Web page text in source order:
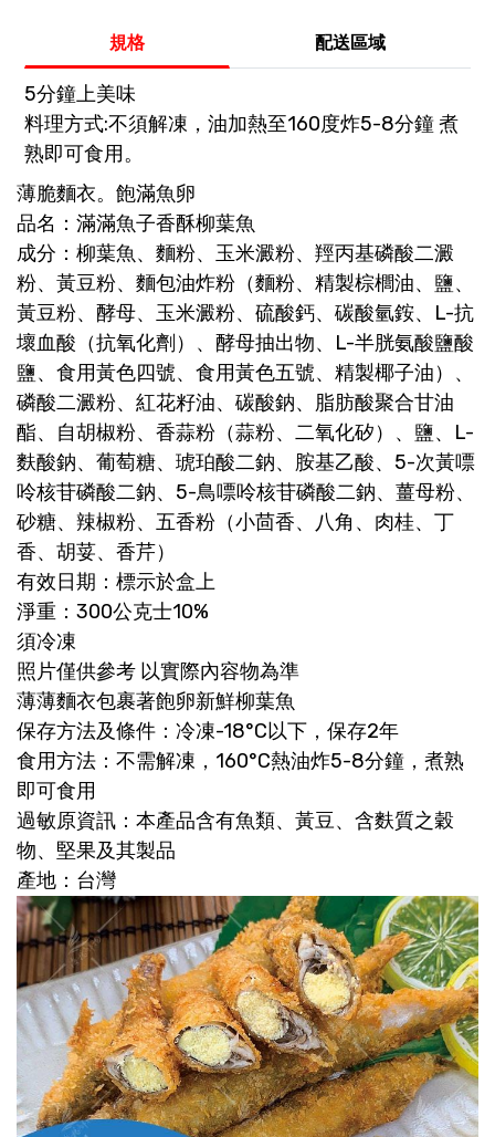
規格 配送區域
5分鐘上美味
料理方式:不須解凍，油加熱至160度炸5-8分鐘 煮
熟即可食用。
薄脆麵衣。飽滿魚卵
品名：滿滿魚子香酥柳葉魚
成分：柳葉魚、麵粉、玉米澱粉、羥丙基磷酸二澱
粉、黃豆粉、麵包油炸粉（麵粉、精製棕櫚油、鹽、
黃豆粉、酵母、玉米澱粉、硫酸鈣、碳酸氫銨、L-抗
壞血酸（抗氧化劑）、酵母抽出物、L-半胱氨酸鹽酸
鹽、食用黃色四號、食用黃色五號、精製椰子油）、
磷酸二澱粉、紅花籽油、碳酸鈉、脂肪酸聚合甘油
酯、自胡椒粉、香蒜粉（蒜粉、二氧化矽）、鹽、L-
麩酸鈉、葡萄糖、琥珀酸二鈉、胺基乙酸、5-次黃嘌
呤核苷磷酸二鈉、5-鳥嘌呤核苷磷酸二鈉、薑母粉、
砂糖、辣椒粉、五香粉（小茴香、八角、肉桂、丁
香、胡荽、香芹）
有效日期：標示於盒上
淨重：300公克士10%
須冷凍
照片僅供參考 以實際內容物為準
薄薄麵衣包裹著飽卵新鮮柳葉魚
保存方法及條件：冷凍-18°C以下，保存2年
食用方法：不需解凍，160°C熱油炸5-8分鐘，煮熟
即可食用
過敏原資訊：本產品含有魚類、黃豆、含麩質之穀
物、堅果及其製品
產地：台灣